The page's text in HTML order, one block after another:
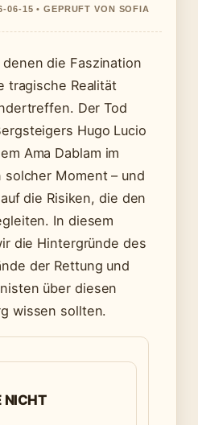
06-15 • GEPRUFT VON SOFIA
die Faszination
tragische Realität
Der Tod
Hugo Lucio
Ama Dablam im
Moment – und
die Risiken, die den
In diesem
die Hintergründe des
der Rettung und
über diesen
wissen sollten.
NICHT